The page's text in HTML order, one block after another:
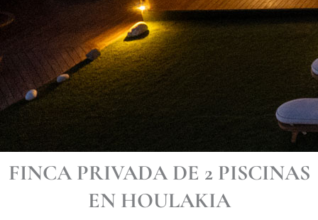
FINCA PRIVADA DE 2 PISCINAS
EN HOULAKIA